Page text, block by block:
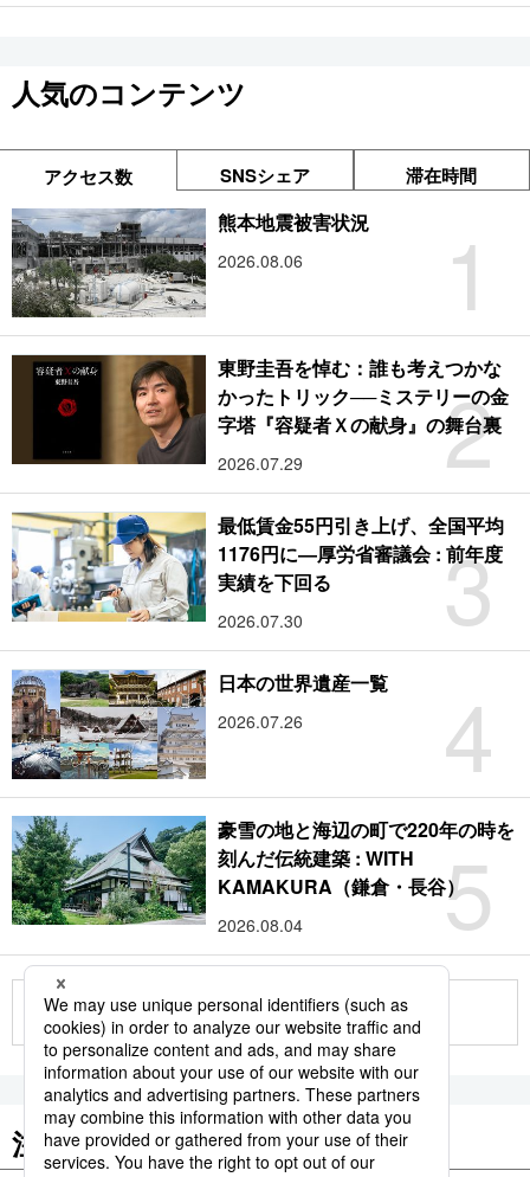
人気のコンテンツ
アクセス数 SNSシェア 滞在時間
1
熊本地震被害状況
2026.08.06
2
東野圭吾を悼む：誰も考えつかな
かったトリック──ミステリーの金
字塔『容疑者Ｘの献身』の舞台裏
2026.07.29
3
最低賃金55円引き上げ、全国平均
1176円に―厚労省審議会 : 前年度
実績を下回る
2026.07.30
4
日本の世界遺産一覧
2026.07.26
5
豪雪の地と海辺の町で220年の時を
刻んだ伝統建築 : WITH
KAMAKURA（鎌倉・長谷）
2026.08.04
もっと見る
注目のキーワード